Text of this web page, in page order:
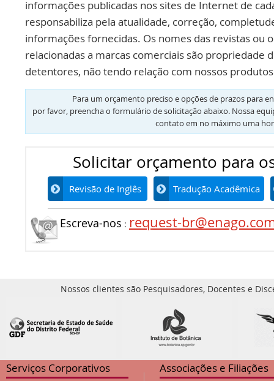
informações publicadas nos sites de Internet de
responsabiliza pela atualidade, correção,
informações fornecidas. Os nomes das revistas ou
relacionadas a marcas comerciais são propriedade
detentores, não tendo relação com nossos
Para um orçamento preciso e opções de prazos para
por favor, preencha o formulário de solicitação abaixo. Nossa
contato em no máximo uma
Solicitar orçamento para
Revisão de Inglês Tradução Acadêmica
Escreva-nos : request-
Nossos clientes são Pesquisadores, Docentes e
Serviços Corporativos Associações e Filiações